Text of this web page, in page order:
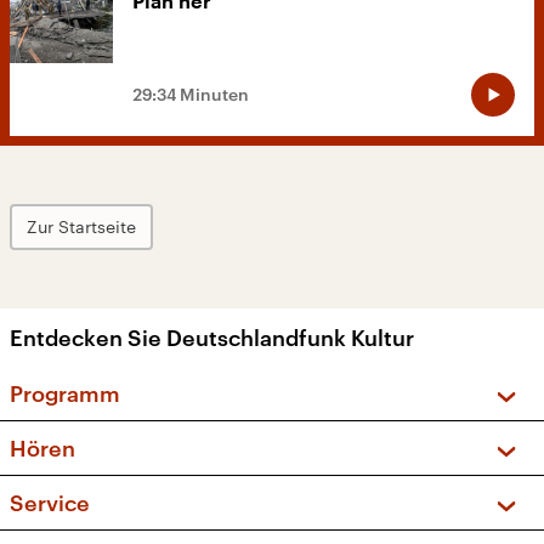
29:34 Minuten
Zur Startseite
Entdecken Sie Deutschlandfunk Kultur
Programm
Sendungen und Podcasts
Musikliste
Hören
Frequenzen (UKW + DAB+)
Service